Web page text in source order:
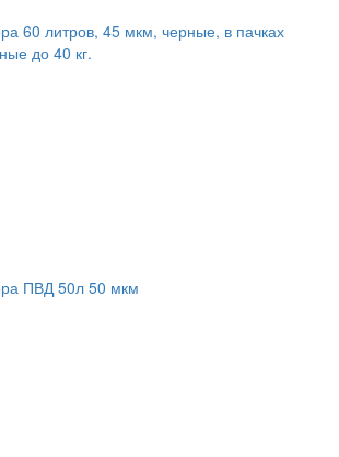
60 литров, 45 мкм, черные, в пачках
до 40 кг.
ПВД 50л 50 мкм